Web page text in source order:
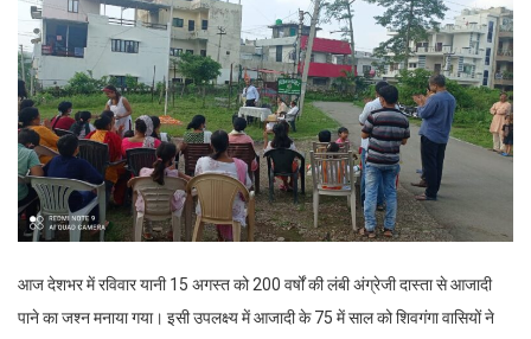
आज देशभर में रविवार यानी 15 अगस्‍त को 200 वर्षों की लंबी अंग्रेजी दास्‍ता से आजादी
पाने का जश्‍न मनाया गया। इसी उपलक्ष्य में आजादी के 75 में साल को शिवगंगा वासियों ने